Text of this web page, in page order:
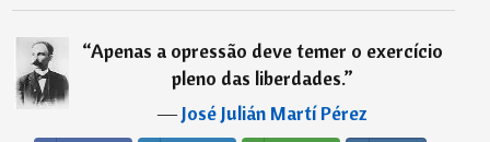
“Apenas a opressão deve temer o exercício
pleno das liberdades.”
―José Julián Martí Pérez